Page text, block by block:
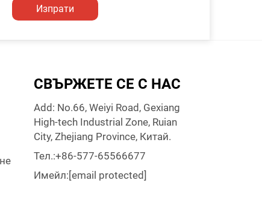
Изпрати
СВЪРЖЕТЕ СЕ С НАС
Add: No.66, Weiyi Road, Gexiang
High-tech Industrial Zone, Ruian
City, Zhejiang Province, Китай.
Тел.:+86-577-65566677
Имейл: [email protected]